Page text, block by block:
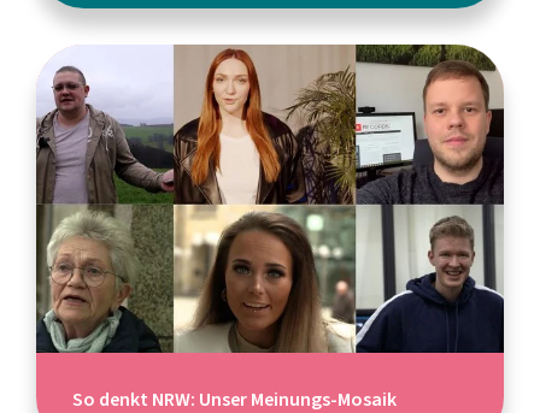
So denkt NRW: Unser Meinungs-Mosaik